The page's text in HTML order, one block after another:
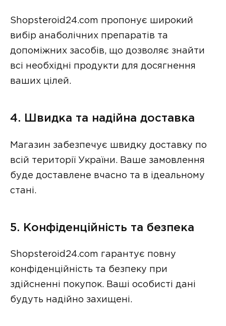
Shopsteroid24.com пропонує широкий
вибір анаболічних препаратів та
допоміжних засобів, що дозволяє знайти
всі необхідні продукти для досягнення
ваших цілей.
4. Швидка та надійна доставка
Магазин забезпечує швидку доставку по
всій території України. Ваше замовлення
буде доставлене вчасно та в ідеальному
стані.
5. Конфіденційність та безпека
Shopsteroid24.com гарантує повну
конфіденційність та безпеку при
здійсненні покупок. Ваші особисті дані
будуть надійно захищені.